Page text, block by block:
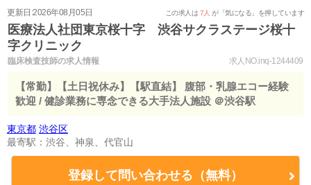
更新日:2026年08月05日 この求人は 7人 が「気になる」を押しています
医療法人社団東京桜十字 渋谷サクラステージ桜十
字クリニック
臨床検査技師の求人情報 求人NO.inq-1244409
【常勤】【土日祝休み】【駅直結】 腹部・乳腺エコー経験
歓迎 / 健診業務に専念できる大手法人施設 ＠渋谷駅
東京都 渋谷区
最寄駅：渋谷、神泉、代官山
登録して問い合わせる（無料）